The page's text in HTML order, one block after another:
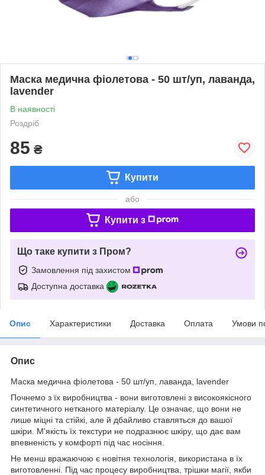
Маска медична фіолетова - 50 шт/уп, лаванда,
lavender
В наявності
Роздріб
85 ₴
Купити
або
Купити з
Що таке купити з Пром?
Замовлення під захистом
Доступна доставка
Опис Характеристики Доставка Оплата Умови
Опис
Маска медична фіолетова - 50 шт/уп, лаванда, lavender
Почнемо з їх виробництва - вони виготовлені з високоякісного
синтетичного нетканого матеріалу. Це означає, що вони не
лише міцні та стійкі, але й дбайливо ставляться до вашої
шкіри. М'якість їх текстури не подразнює шкіру, що дає вам
впевненість у комфорті під час носіння.
Не менш вражаючою є новітня технологія, використана в їх
виготовленні. Під час процесу виробництва, трішки магії, якби